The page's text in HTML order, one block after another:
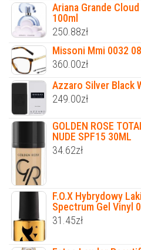
Ariana Grande
100ml
250.88zł
Missoni Mmi 0032
360.00zł
Azzaro Silver Black
249.00zł
GOLDEN ROSE
NUDE SPF15 30ML
34.62zł
F.O.X Hybrydowy
Spectrum Gel Vinyl
31.45zł